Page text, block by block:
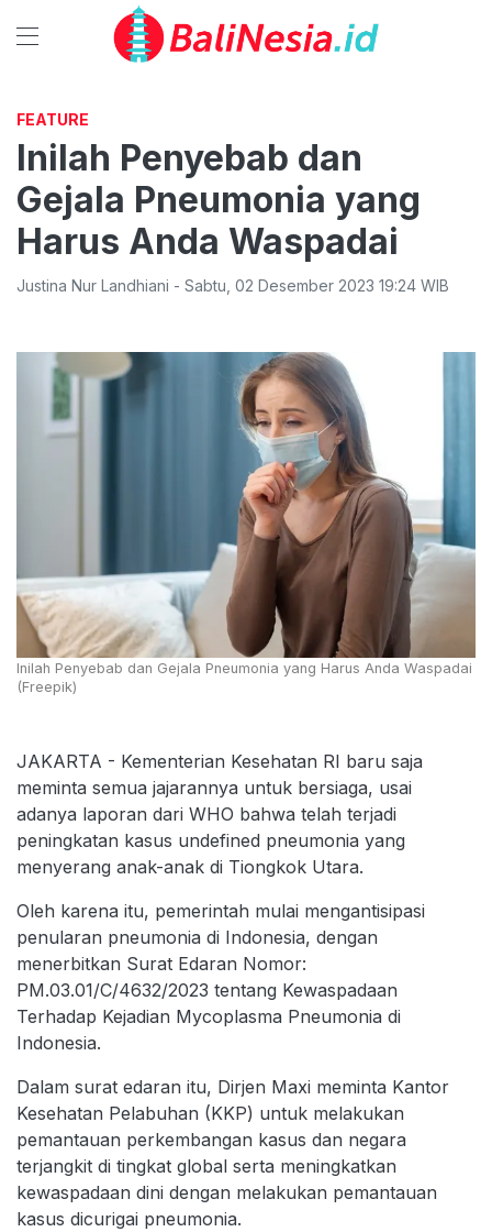
FEATURE
Inilah Penyebab dan
Gejala Pneumonia yang
Harus Anda Waspadai
Justina Nur Landhiani - Sabtu 02 Desember 2023 19:24 WIB
Inilah Penyebab dan Gejala Pneumonia yang Harus Anda Waspadai
(Freepik)
JAKARTA - Kementerian Kesehatan RI baru saja
meminta semua jajarannya untuk bersiaga, usai
adanya laporan dari WHO bahwa telah terjadi
peningkatan kasus undefined pneumonia yang
menyerang anak-anak di Tiongkok Utara.
Oleh karena itu, pemerintah mulai mengantisipasi
penularan pneumonia di Indonesia, dengan
menerbitkan Surat Edaran Nomor:
PM.03.01/C/4632/2023 tentang Kewaspadaan
Terhadap Kejadian Mycoplasma Pneumonia di
Indonesia.
Dalam surat edaran itu, Dirjen Maxi meminta Kantor
Kesehatan Pelabuhan (KKP) untuk melakukan
pemantauan perkembangan kasus dan negara
terjangkit di tingkat global serta meningkatkan
kewaspadaan dini dengan melakukan pemantauan
kasus dicurigai pneumonia.